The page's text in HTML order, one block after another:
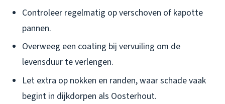
Controleer regelmatig op verschoven of kapotte
pannen.
Overweeg een coating bij vervuiling om de
levensduur te verlengen.
Let extra op nokken en randen, waar schade vaak
begint in dijkdorpen als Oosterhout.